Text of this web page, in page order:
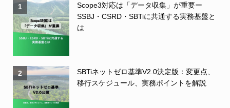
1
Scope3対応は「データ収集」が重要ー
SSBJ・CSRD・SBTiに共通する実務基盤と
は
2
SBTiネットゼロ基準V2.0決定版：変更点、
移行スケジュール、実務ポイントを解説